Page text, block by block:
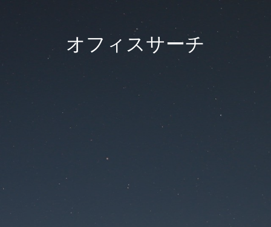
オフィスサーチ